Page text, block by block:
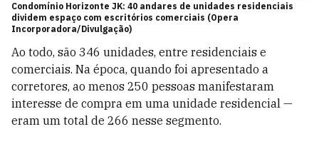
Condomínio Horizonte JK: 40 andares de unidades residenciais
dividem espaço com escritórios comerciais (Opera
Incorporadora/Divulgação)
Ao todo, são 346 unidades, entre residenciais e
comerciais. Na época, quando foi apresentado a
corretores, ao menos 250 pessoas manifestaram
interesse de compra em uma unidade residencial —
eram um total de 266 nesse segmento.